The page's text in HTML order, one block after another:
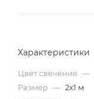
Характеристики
Цвет свечения —
Размер — 2х1 м